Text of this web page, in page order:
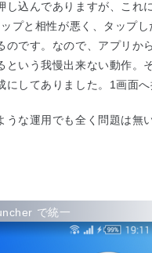
し込んでありますが、これ
プと相性が悪く、タップ
のです。なので、アプリか
という我慢出来ない動作。
にしてありました。1画面
うな運用でも全く問題は無
で統一